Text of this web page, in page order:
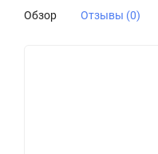
Обзор Отзывы (0)